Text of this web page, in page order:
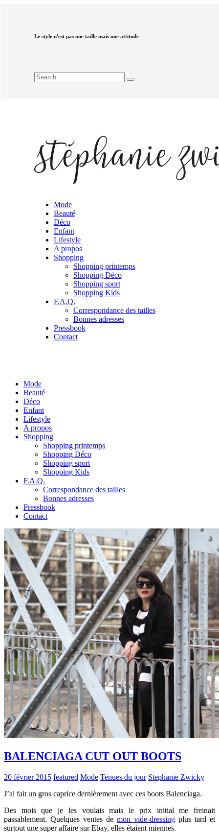
Le style n'est pas une taille mais une attitude
Mode
Beauté
Déco
Enfant
Lifestyle
A propos
Shopping
Shopping printemps
Shopping Déco
Shopping sport
Shopping Kids
F.A.Q.
Correspondance des tailles
Bonnes adresses
Pressbook
Contact
Mode
Beauté
Déco
Enfant
Lifestyle
A propos
Shopping
Shopping printemps
Shopping Déco
Shopping sport
Shopping Kids
F.A.Q.
Correspondance des tailles
Bonnes adresses
Pressbook
Contact
BALENCIAGA CUT OUT BOOTS
20 février 2015 featured Mode Tenues du jour Stephanie Zwicky
J’ai fait un gros caprice dernièrement avec ces boots Balenciaga.
Des mois que je les voulais mais le prix initial me freinait
passablement. Quelques ventes de mon vide-dressing plus tard et
surtout une super affaire sur Ebay, elles étaient miennes.